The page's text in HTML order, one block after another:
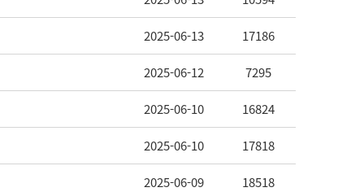
2025-06-13 17186
2025-06-12 7295
2025-06-10 16824
2025-06-10 17818
2025-06-09 18518